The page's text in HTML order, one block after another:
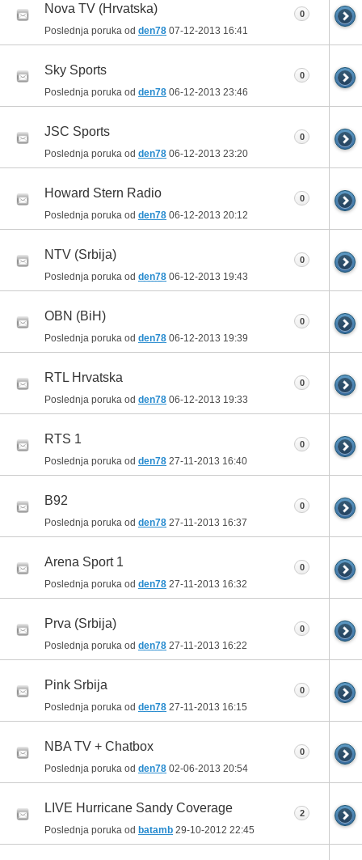
Nova TV (Hrvatska)
Poslednja poruka od den78 07-12-2013 16:41
0
Sky Sports
Poslednja poruka od den78 06-12-2013 23:46
0
JSC Sports
Poslednja poruka od den78 06-12-2013 23:20
0
Howard Stern Radio
Poslednja poruka od den78 06-12-2013 20:12
0
NTV (Srbija)
Poslednja poruka od den78 06-12-2013 19:43
0
OBN (BiH)
Poslednja poruka od den78 06-12-2013 19:39
0
RTL Hrvatska
Poslednja poruka od den78 06-12-2013 19:33
0
RTS 1
Poslednja poruka od den78 27-11-2013 16:40
0
B92
Poslednja poruka od den78 27-11-2013 16:37
0
Arena Sport 1
Poslednja poruka od den78 27-11-2013 16:32
0
Prva (Srbija)
Poslednja poruka od den78 27-11-2013 16:22
0
Pink Srbija
Poslednja poruka od den78 27-11-2013 16:15
0
NBA TV + Chatbox
Poslednja poruka od den78 02-06-2013 20:54
0
LIVE Hurricane Sandy Coverage
Poslednja poruka od batamb 29-10-2012 22:45
2